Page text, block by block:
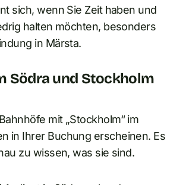
sich, wenn Sie Zeit haben und
halten möchten, besonders
in Märsta.
Södra und Stockholm
mit „Stockholm“ im
in Ihrer Buchung erscheinen. Es
zu wissen, was sie sind.